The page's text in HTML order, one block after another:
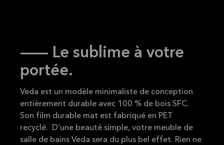
-- Le sublime à votre
portée.
Veda est un modèle minimaliste de conception
entièrement durable avec 100 % de bois SFC.
Son film durable mat est fabriqué en PET
recyclé. D’une beauté simple, votre meuble de
salle de bains Veda sera du plus bel effet. Rien ne